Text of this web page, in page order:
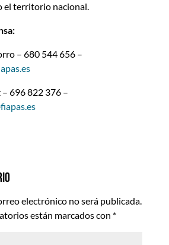
el territorio nacional.
– 680 544 656 –
696 822 376 –
electrónico no será publicada.
están marcados con *